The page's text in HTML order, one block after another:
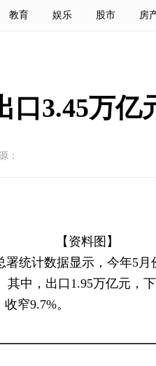
教育 娱乐 股市 房
口3.45万亿
：
【资料图】
署统计数据显示，今年5
其中，出口1.95万亿元，
窄9.7%。